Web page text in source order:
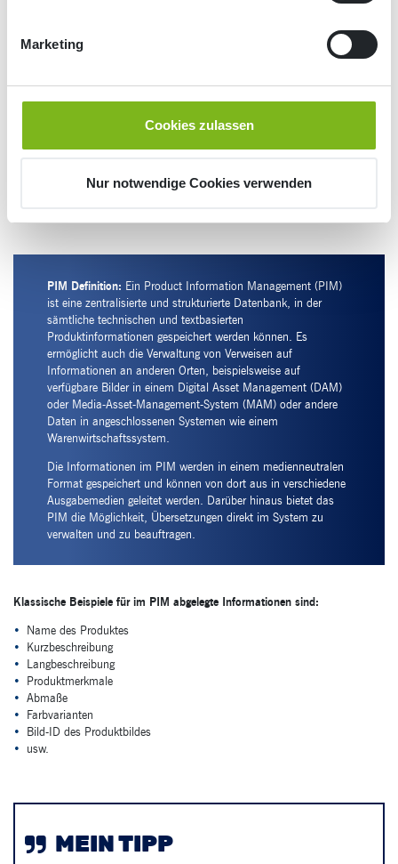
Marketing
Cookies zulassen
Nur notwendige Cookies verwenden
große Suche nach einer bestimmten Information losgeht, wird es nervig.
Produktdaten müssen immer wieder neu aufwendig zusammengesucht und
bearbeitet werden, wenn sie in den verschiedenen Kontexten (
Website
Hinzu kommt, dass jede Änderung der Produktbeschreibung (neuer Name,
aktualisiert werden muss. Hier passieren häufig Fehler oder es gibt
Versäumnisse. Ein-Product-Information-Management-System wirkt dem
Themen wie Wiederverwendbarkeit von Textbausteinen und
PIM Definition: Ein Product Information Management (PIM)
ist eine zentralisierte und strukturierte Datenbank, in der
sämtliche technischen und textbasierten
Produktinformationen gespeichert werden können. Es
ermöglicht auch die Verwaltung von Verweisen auf
Informationen an anderen Orten, beispielsweise auf
verfügbare Bilder in einem Digital Asset Management (DAM)
oder Media-Asset-Management-System (MAM) oder andere
Daten in angeschlossenen Systemen wie einem
Warenwirtschaftssystem.
Die Informationen im PIM werden in einem medienneutralen
Format gespeichert und können von dort aus in verschiedene
Ausgabemedien geleitet werden. Darüber hinaus bietet das
PIM die Möglichkeit, Übersetzungen direkt im System zu
verwalten und zu beauftragen.
Klassische Beispiele für im PIM abgelegte Informationen sind:
Name des Produktes
Kurzbeschreibung
Langbeschreibung
Produktmerkmale
Abmaße
Farbvarianten
Bild-ID des Produktbildes
usw.
MEIN TIPP